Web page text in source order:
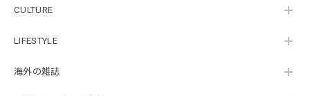
CULTURE
LIFESTYLE
海外の雑誌